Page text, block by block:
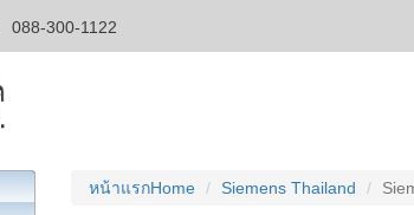
088-300-1122
หน้าแรกHome Siemens Thailand